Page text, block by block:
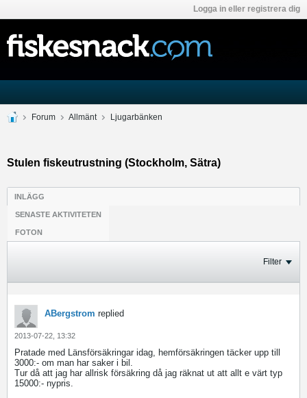
Logga in eller registrera dig
Forum Allmänt Ljugarbänken
Stulen fiskeutrustning (Stockholm, Sätra)
INLÄGG
SENASTE AKTIVITETEN
FOTON
Filter
ABergstrom replied
2013-07-22, 13:32
Pratade med Länsförsäkringar idag, hemförsäkringen täcker upp till
3000:- om man har saker i bil.
Tur då att jag har allrisk försäkring då jag räknat ut att allt e värt typ
15000:- nypris.